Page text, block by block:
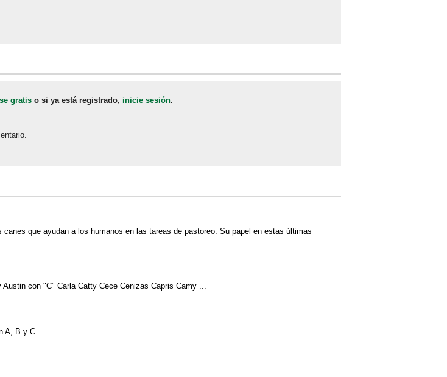
gratiso si ya está registrado, inicie sesión.
canes que ayudan a los humanos en las tareas de pastoreo. Su papel en estas últimas
con "C" Carla Catty Cece Cenizas Capris Camy ...
A, B y C...